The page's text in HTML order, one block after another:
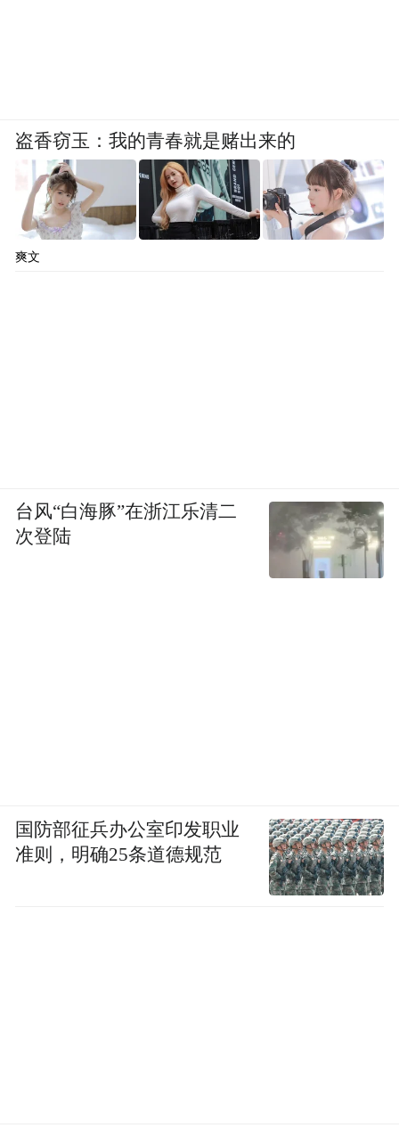
盗香窃玉：我的青春就是赌出来的
爽文
台风“白海豚”在浙江乐清二
次登陆
国防部征兵办公室印发职业
准则，明确25条道德规范